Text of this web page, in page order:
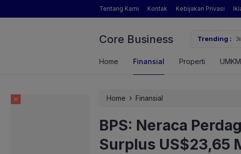
Tentang Kami Kontak Kebijakan Privasi
Core Business Trending :
Pertanian yang Dimaksud Mentan Amran?
Home Finansial Properti UMKM
Home › Finansial
BPS: Neraca
Surplus US$23,65